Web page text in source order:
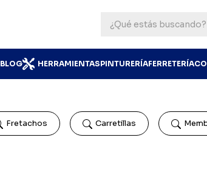
BLOG HERRAMIENTASPINTURERÍAFERRETERÍA
Fretachos Carretillas